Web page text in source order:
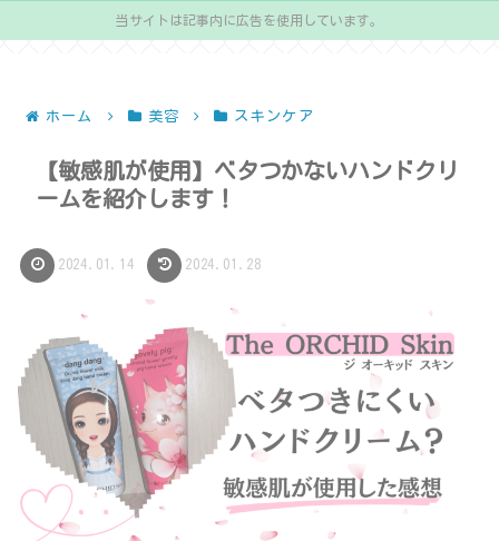
当サイトは記事内に広告を使用しています。
ホーム 美容 スキンケア
【敏感肌が使用】ベタつかないハンドクリ
ームを紹介します！
2024.01.14 2024.01.28